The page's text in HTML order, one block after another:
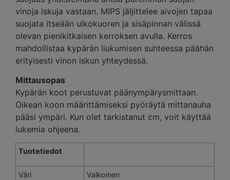
vinoja iskuja vastaan. MIPS jäljittelee aivojen tapaa
suojata itseään ulkokuoren ja sisäpinnan välissä
olevan pienikitkaisen kerroksen avulla. Kerros
mahdollistaa kypärän liukumisen suhteessa päähän
erityisesti vinon iskun yhteydessä.
Mittausopas
Kypärän koot perustuvat päänympärysmittaan.
Oikean koon määrittämiseksi pyöräytä mittanauha
pääsi ympäri. Kun olet tarkistanut cm, voit käyttää
lukemia ohjeena.
Tuotetiedot
Väri Valkoinen